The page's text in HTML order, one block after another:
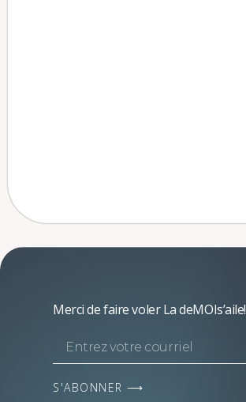
Merci de faire voler La deMOIs’aile!
S'ABONNER ⟶